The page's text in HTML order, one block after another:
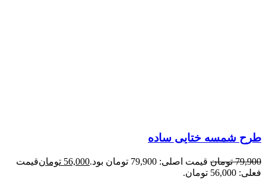
طرح شمسه ختایی ساده
79,900 تومان قیمت اصلی: 79,900 تومان بود. 56,000 تومانقیمت
فعلی: 56,000 تومان.